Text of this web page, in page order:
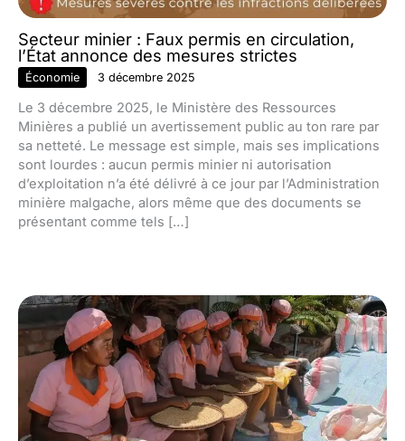
Secteur minier : Faux permis en circulation,
l’État annonce des mesures strictes
Économie 3 décembre 2025
Le 3 décembre 2025, le Ministère des Ressources
Minières a publié un avertissement public au ton rare par
sa netteté. Le message est simple, mais ses implications
sont lourdes : aucun permis minier ni autorisation
d’exploitation n’a été délivré à ce jour par l’Administration
minière malgache, alors même que des documents se
présentant comme tels […]